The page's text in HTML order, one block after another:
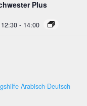
Plus
- 14:00